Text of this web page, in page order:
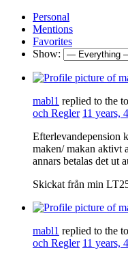
Personal
Mentions
Favorites
Show:
mabl1 replied to the
och Regler 11 years,
Efterlevandepension
maken/ makan aktivt
annars betalas det ut
Skickat från min
mabl1 replied to the
och Regler 11 years,